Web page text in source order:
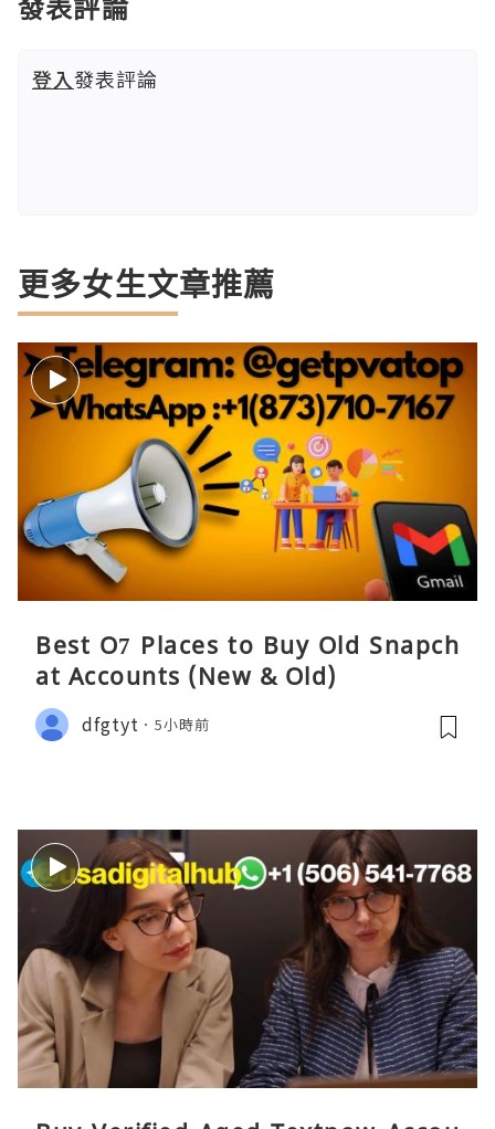
登入發表評論
更多女生文章推薦
Best O7 Places to Buy Old Snapch
at Accounts (New & Old)
dfgtyt 5小時前